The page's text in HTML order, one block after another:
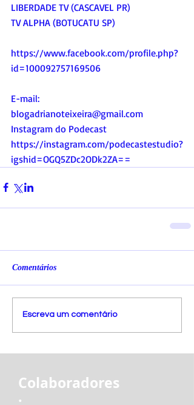
LIBERDADE TV (CASCAVEL PR)
TV ALPHA (BOTUCATU SP)
https://www.facebook.com/profile.php?
id=100092757169506
E-mail:
blogadrianoteixeira@gmail.com
Instagram do Podecast
https://instagram.com/podecastestudio?
igshid=OGQ5ZDc2ODk2ZA==
Comentários
Escreva um comentário
Colaboradores